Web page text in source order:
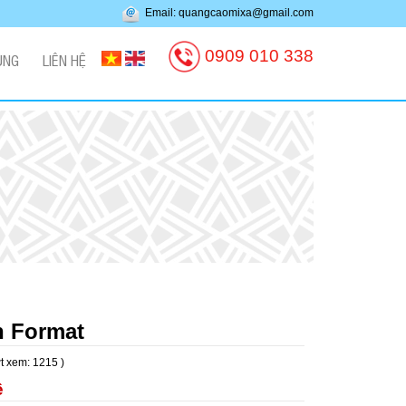
Email: quangcaomixa@gmail.com
LIÊN HỆ 0909 010 338
Format
xem: 1215 )